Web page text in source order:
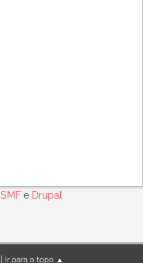
SMFe Drupal
Ir para o topo ▲